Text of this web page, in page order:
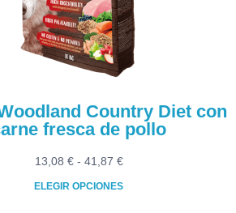
elegir
en
la
página
Country Diet con
fresca de pollo
13,08 € - 41,87 €Rango
ELEGIR OPCIONES